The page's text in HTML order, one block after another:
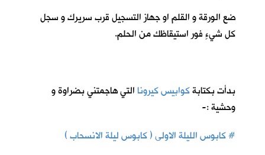
ضع الورقة و القلم او جهاز التسجيل قرب سريرك و سجل
كل شيءٍ فور استيقاظك من الحلم.
بدأت بكتابةكوابيس كيروناالتي هاجمتني بضراوة و
وحشية :-
# كابوس الليلة الاولى ( كابوس ليلة الانسحاب )